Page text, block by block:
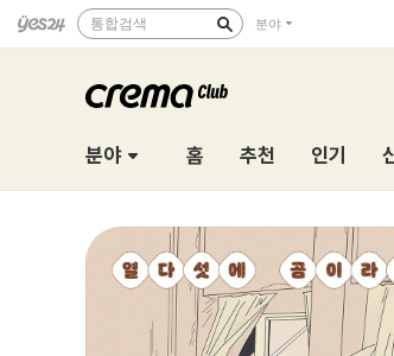
통합검색 분야
분야 홈 추천 인기